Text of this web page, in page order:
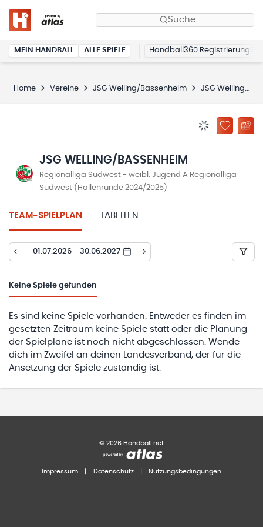
Suche
MEIN HANDBALL ALLE SPIELE Handball360 Registrierung
Home Vereine JSG Welling/Bassenheim JSG Welling/Bassenheim
ZU
JSG WELLING/BASSENHEIM
Regionalliga Südwest - weibl. Jugend A Regionalliga
Südwest (Hallenrunde 2024/2025)
TEAM-SPIELPLAN TABELLEN
01.07.2026 - 30.06.2027
Keine Spiele gefunden
Es sind keine Spiele vorhanden. Entweder es finden im
gesetzten Zeitraum keine Spiele statt oder die Planung
der Spielpläne ist noch nicht abgeschlossen. Wende
dich im Zweifel an deinen Landesverband, der für die
Ansetzung der Spiele zuständig ist.
© 2026 Handball.net
Impressum Datenschutz Nutzungsbedingungen